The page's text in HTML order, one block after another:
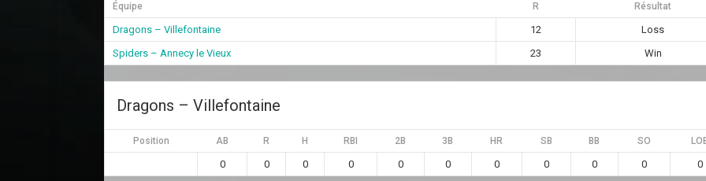
Équipe R Résultat
Dragons – Villefontaine 12
Loss
Spiders – Annecy le Vieux
23 Win
Dragons – Villefontaine
Position AB R H RBI 2B 3B HR SB BB SO
0 0 0 0 0 0 0 0 0 0 0